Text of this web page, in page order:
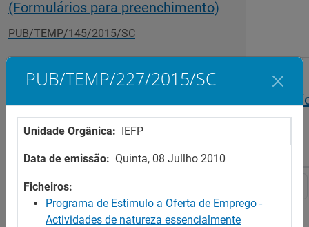
(Formulários para preenchimento)
PUB/TEMP/145/2015/SC
Programa de Estímulo à Oferta de Emprego -
Formulário de Candidatura a ILE (Fechado o
candidaturas)
PUB/TEMP/227/2015/SC
Unidade Orgânica: IEFP
Data de emissão: Quinta, 08 Jullho 2010
Ficheiros:
Programa de Estimulo a Oferta de Emprego -
Actividades de natureza essencialmente